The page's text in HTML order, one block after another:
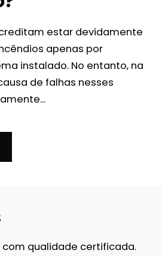
estar devidamente
apenas por
instalado. No entanto, na
de falhas nesses
com qualidade certificada.